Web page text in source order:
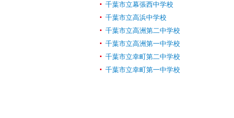
千葉市立幕張西中学校
千葉市立高浜中学校
千葉市立高洲第二中学校
千葉市立高洲第一中学校
千葉市立幸町第二中学校
千葉市立幸町第一中学校